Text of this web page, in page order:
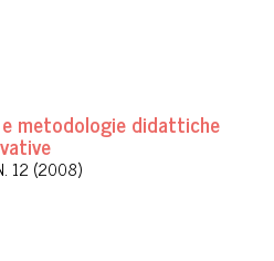
metodologie didattiche
12 (2008)